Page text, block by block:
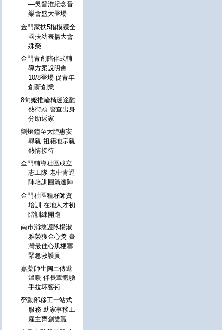
—吳晉淮紀念音
樂會盛大登場
金門家扶5楷模獲全
國扶幼表揚大會
殊榮
金門青創陪伴式輔
導方案說明會
10/8登場 促青年
創新創業
8旬嬤推輪椅迷途酷
熱街頭 警查出身
分助返家
劉燈鐘至大陸惠安
尋親 祖籍地宗親
熱情接待
金門輔導社區成立
志工隊 老中青逗
陣培訓圓滿達陣
金門社區種籽師資
培訓 在地人才初
階訓練開跑
南市消救護隊楊淑
雅榮獲金心獎-臺
灣最佳心肌梗塞
緊急救護員
嘉藥師生陶土傳遞
溫暖 伴長輩體驗
手拉坏藝術
勞動部移工一站式
服務 助家事移工
雇主齊創雙贏